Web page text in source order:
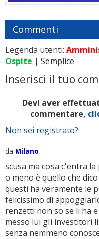
Commenti
Legenda utenti:
Ospite | Semplice
Inserisci il tuo
Devi aver
commentare,
Non sei registrato?
da Milano
scusa ma cosa c'entra
o meno è quello che
questi ha veramente le
felicissimo di
renzetti non so se li ha
messo lui gli investitori
senza nemmeno